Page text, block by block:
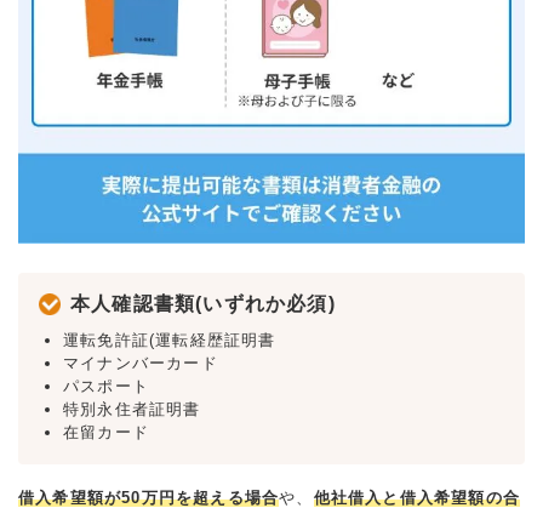
本人確認書類(いずれか必須)
運転免許証(運転経歴証明書
マイナンバーカード
パスポート
特別永住者証明書
在留カード
借入希望額が50万円を超える場合や、 他社借入と借入希望額の合